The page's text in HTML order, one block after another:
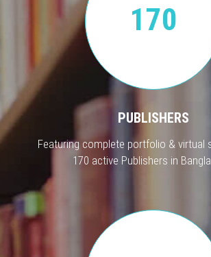
170
PUBLISHERS
Featuring complete portfolio & virtual
170 active Publishers in